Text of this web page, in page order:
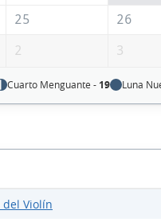
25
26
2 3
Cuarto Menguante - 19 Luna
Violín